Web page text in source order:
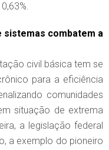
sistemas combatem a
civil básica tem se
para a eficiência
comunidades
situação de extrema
a legislação federal
a exemplo do pioneiro